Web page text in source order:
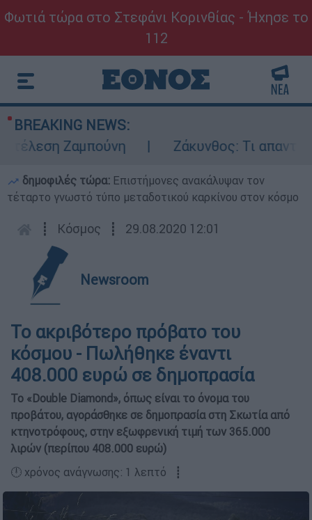
Φωτιά τώρα στο Στεφάνι Κορινθίας - Ήχησε το
112
BREAKING NEWS:
Ζαμπούνη
Ζάκυνθος: Τι απαντά
δημοφιλές τώρα: Επιστήμονες ανακάλυψαν τον
τέταρτο γνωστό τύπο μεταδοτικού καρκίνου στον κόσμο
┋ Κόσμος ┋ 29.08.2020 12:01
Newsroom
Το ακριβότερο πρόβατο του
κόσμου - Πωλήθηκε έναντι
408.000 ευρώ σε δημοπρασία
Το «Double Diamond», όπως είναι το όνομα του
προβάτου, αγοράσθηκε σε δημοπρασία στη Σκωτία από
κτηνοτρόφους, στην εξωφρενική τιμή των 365.000
λιρών (περίπου 408.000 ευρώ)
🕛 χρόνος ανάγνωσης: 1 λεπτό ┋